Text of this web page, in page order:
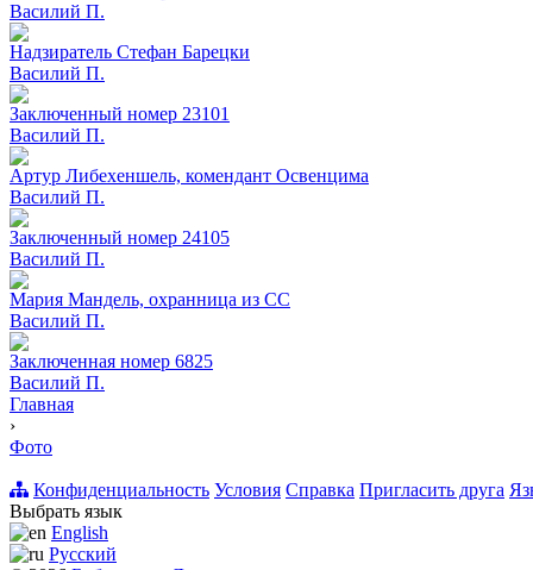
Вacилий П.
Надзиратель Стефан Барецки
Вacилий П.
Заключенный номер 23101
Вacилий П.
Артур Либехеншель, комендант Освенцима
Вacилий П.
Заключенный номер 24105
Вacилий П.
Мария Мандель, охранница из СС
Вacилий П.
Заключенная номер 6825
Вacилий П.
Главная
›
Фото
Конфиденциальность Условия Справка Пригласить друга
Выбрать язык
English
Русский